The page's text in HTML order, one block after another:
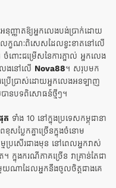
អនុញ្ញាតឱ្យអ្នកលេងបង់ប្រាក់ដោយ
ក្ខណៈពិសេសដែលខ្វះខាតនៅលើ
ចំពោះជម្រើសនៃការភ្នាល់ អ្នកលេង
ងនៅលើ Nova88។ សរុបមក
ប្រើប្រាស់ដោយអ្នកលេងអនឡាញ
ានបទពិសោធន៍ថ្មីៗ។
ត ទាំង 10 នៅក្នុងប្រទេសកម្ពុជានា
ប្លែកគ្នាច្រើនក្នុងចំនោម
ម្មប្រសើរជាងមុន នៅពេលអ្នកវាស់
ក្នុងករណីភាគច្រើន វាគ្រាន់តែជា
មួយណាដែលអ្នកនឹងចូលចិត្តជាងគេ